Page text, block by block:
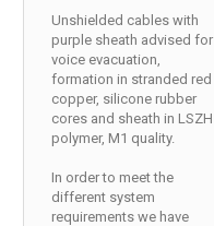
Unshielded cables with
purple sheath advised for
voice evacuation,
formation in stranded red
copper, silicone rubber
cores and sheath in LSZH
polymer, M1 quality.
In order to meet the
different system
requirements we have